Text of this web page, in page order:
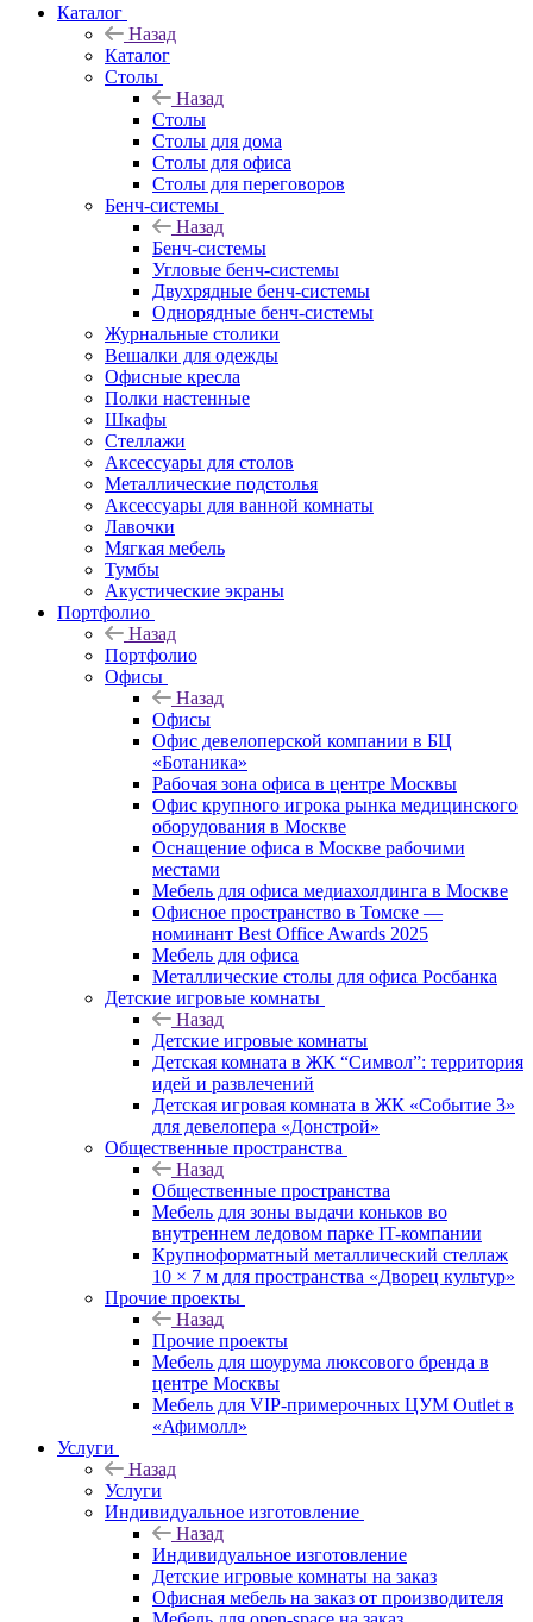
Каталог
Назад
Каталог
Столы
Назад
Столы
Столы для дома
Столы для офиса
Столы для переговоров
Бенч-системы
Назад
Бенч-системы
Угловые бенч-системы
Двухрядные бенч-системы
Однорядные бенч-системы
Журнальные столики
Вешалки для одежды
Офисные кресла
Полки настенные
Шкафы
Стеллажи
Аксессуары для столов
Металлические подстолья
Аксессуары для ванной комнаты
Лавочки
Мягкая мебель
Тумбы
Акустические экраны
Портфолио
Назад
Портфолио
Офисы
Назад
Офисы
Офис девелоперской компании в БЦ
«Ботаника»
Рабочая зона офиса в центре Москвы
Офис крупного игрока рынка медицинского
оборудования в Москве
Оснащение офиса в Москве рабочими
местами
Мебель для офиса медиахолдинга в Москве
Офисное пространство в Томске —
номинант Best Office Awards 2025
Мебель для офиса
Металлические столы для офиса Росбанка
Детские игровые комнаты
Назад
Детские игровые комнаты
Детская комната в ЖК “Символ”: территория
идей и развлечений
Детская игровая комната в ЖК «Событие 3»
для девелопера «Донстрой»
Общественные пространства
Назад
Общественные пространства
Мебель для зоны выдачи коньков во
внутреннем ледовом парке IT-компании
Крупноформатный металлический стеллаж
10 × 7 м для пространства «Дворец культур»
Прочие проекты
Назад
Прочие проекты
Мебель для шоурума люксового бренда в
центре Москвы
Мебель для VIP-примерочных ЦУМ Outlet в
«Афимолл»
Услуги
Назад
Услуги
Индивидуальное изготовление
Назад
Индивидуальное изготовление
Детские игровые комнаты на заказ
Офисная мебель на заказ от производителя